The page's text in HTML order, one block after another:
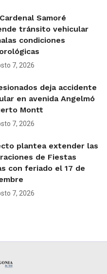
Samoré
tránsito vehicular
condiciones
7, 2026
deja accidente
en avenida Angelmó
Montt
7, 2026
plantea extender las
de Fiestas
con feriado el 17 de
7, 2026